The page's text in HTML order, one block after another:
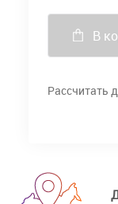
В
Рассчитать